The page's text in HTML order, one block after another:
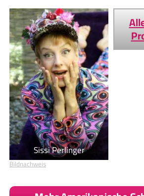
Sissi Perlinger
Bildnachweis